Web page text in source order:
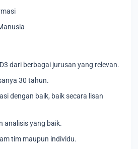
dari berbagai jurusan yang relevan.
30 tahun.
dengan baik, baik secara lisan
analisis yang baik.
tim maupun individu.